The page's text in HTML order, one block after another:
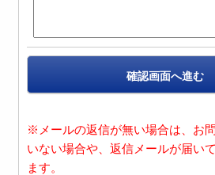
確認画面へ進む
※メールの返信が無い場合は、お
いない場合や、返信メールが届い
ます。